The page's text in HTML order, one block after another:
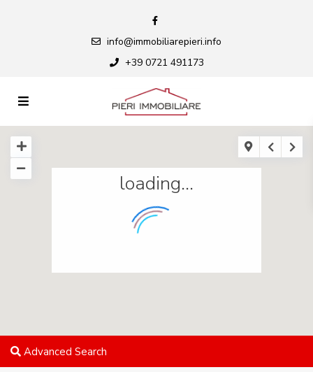
info@immobiliarepieri.info
+39 0721 491173
loading...
Advanced Search